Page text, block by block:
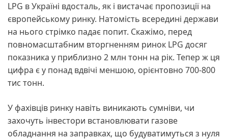
LPG в Україні вдосталь, як і вистачає пропозиції на
європейському ринку. Натомість всередині держави
на нього стрімко падає попит. Скажімо, перед
повномасштабним вторгненням ринок LPG досяг
показника у приблизно 2 млн тонн на рік. Тепер ж ця
цифра є у понад вдвічі меншою, орієнтовно 700-800
тис тонн.
У фахівців ринку навіть виникають сумніви, чи
захочуть інвестори встановлювати газове
обладнання на заправках, що будуватимуться з нуля